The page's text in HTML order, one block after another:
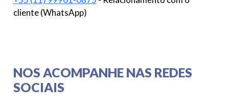
cliente (WhatsApp)
NOS ACOMPANHE NAS REDES
SOCIAIS